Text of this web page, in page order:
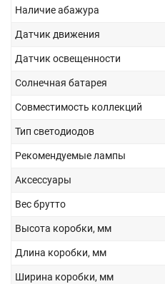
Наличие абажура
Датчик движения
Датчик освещенности
Солнечная батарея
Совместимость коллекций
Тип светодиодов
Рекомендуемые лампы
Аксессуары
Вес брутто
Высота коробки, мм
Длина коробки, мм
Ширина коробки, мм